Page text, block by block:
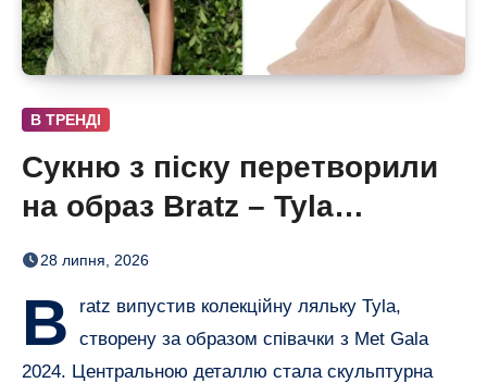
В ТРЕНДІ
Сукню з піску перетворили
на образ Bratz – Tyla
отримала власну ляльку
28 липня, 2026
B
ratz випустив колекційну ляльку Tyla,
створену за образом співачки з Met Gala
2024. Центральною деталлю стала скульптурна